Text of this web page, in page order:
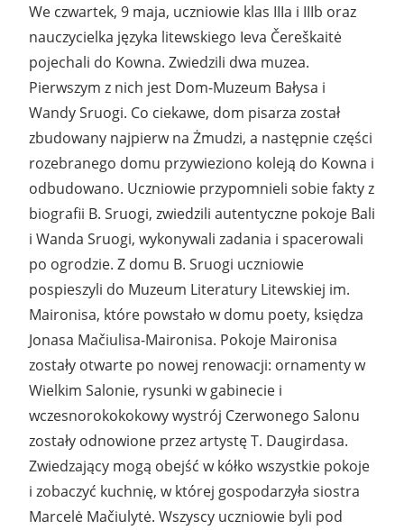
We czwartek, 9 maja, uczniowie klas IIIa i IIIb oraz
nauczycielka języka litewskiego Ieva Čereškaitė
pojechali do Kowna. Zwiedzili dwa muzea.
Pierwszym z nich jest Dom-Muzeum Bałysa i
Wandy Sruogi. Co ciekawe, dom pisarza został
zbudowany najpierw na Żmudzi, a następnie części
rozebranego domu przywieziono koleją do Kowna i
odbudowano. Uczniowie przypomnieli sobie fakty z
biografii B. Sruogi, zwiedzili autentyczne pokoje Bali
i Wanda Sruogi, wykonywali zadania i spacerowali
po ogrodzie. Z domu B. Sruogi uczniowie
pospieszyli do Muzeum Literatury Litewskiej im.
Maironisa, które powstało w domu poety, księdza
Jonasa Mačiulisa-Maironisa. Pokoje Maironisa
zostały otwarte po nowej renowacji: ornamenty w
Wielkim Salonie, rysunki w gabinecie i
wczesnorokokokowy wystrój Czerwonego Salonu
zostały odnowione przez artystę T. Daugirdasa.
Zwiedzający mogą obejść w kółko wszystkie pokoje
i zobaczyć kuchnię, w której gospodarzyła siostra
Marcelė Mačiulytė. Wszyscy uczniowie byli pod